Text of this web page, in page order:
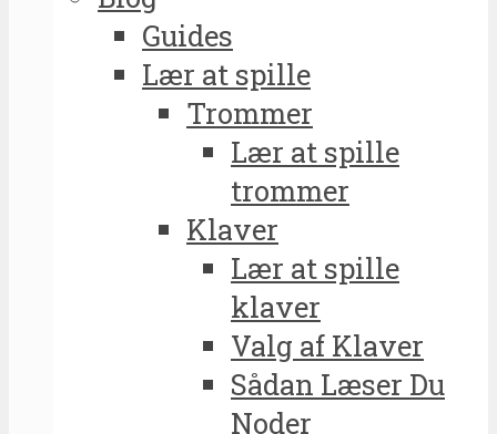
Guides
Lær at spille
Trommer
Lær at spille
trommer
Klaver
Lær at spille
klaver
Valg af Klaver
Sådan Læser Du
Noder